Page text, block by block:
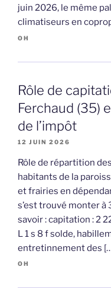
juin 2026, le même
climatiseurs en
OH
Rôle de
Ferchaud (35)
de l’impôt
12 JUIN 2026
Rôle de répartition
habitants de la
et frairies en
s’est trouvé monter à
savoir : capitation : 2
L 1 s 8 f solde,
entretinnement des
OH